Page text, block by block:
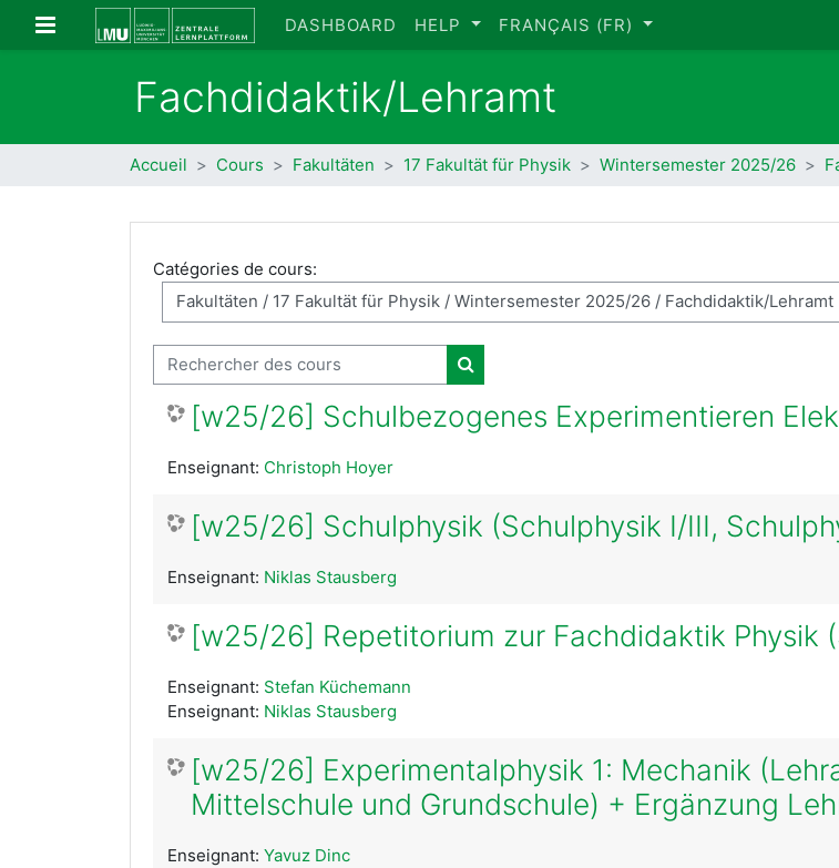
Passer au contenu principal
Panneau latéral DASHBOARD HELP FRANÇAIS ‎(FR)‎
Fachdidaktik/Lehramt
Accueil Cours Fakultäten 17 Fakultät für Physik Wintersemester 2025/26
Catégories de cours:
Rechercher des cours
Rechercher des cours
[w25/26] Schulbezogenes Experimentieren
Enseignant: Christoph Hoyer
[w25/26] Schulphysik (Schulphysik I/III,
Enseignant: Niklas Stausberg
[w25/26] Repetitorium zur Fachdidaktik Physik
Enseignant: Stefan Küchemann
Enseignant: Niklas Stausberg
[w25/26] Experimentalphysik 1: Mechanik
Mittelschule und Grundschule) + Ergänzung
Enseignant: Yavuz Dinc